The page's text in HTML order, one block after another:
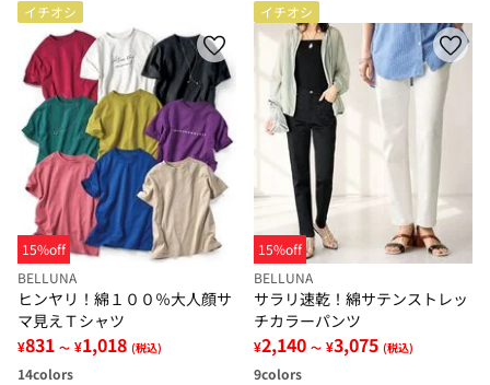
イチオシ
15%off
BELLUNA
ヒンヤリ！綿１００％大人顔サ
マ見えＴシャツ
¥831 ～ ¥1,018 (税込)
14colors
イチオシ
15%off
BELLUNA
サラリ速乾！綿サテンストレッ
チカラーパンツ
¥2,140 ～ ¥3,075 (税込)
9colors